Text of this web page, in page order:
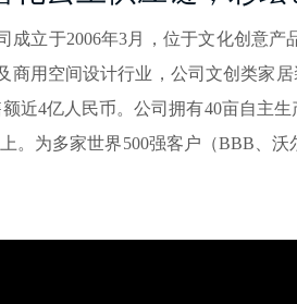
成立于2006年3月，位于文化创意
商用空间设计行业，公司文创类家
近4亿人民币。公司拥有40亩自主
。为多家世界500强客户（BBB、